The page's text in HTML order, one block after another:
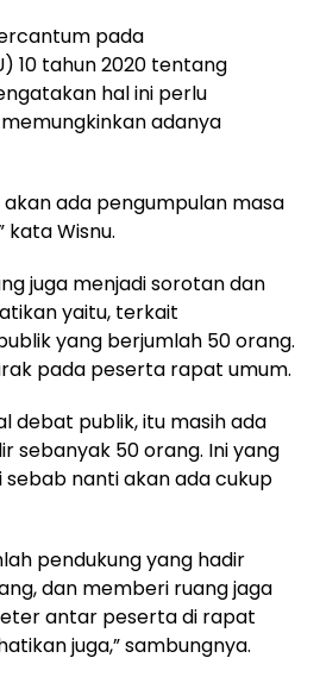
pada
10 tahun 2020 tentang
hal ini perlu
adanya
akan ada pengumpulan masa
Wisnu.
juga menjadi sorotan dan
yaitu, terkait
yang berjumlah 50 orang.
pada peserta rapat umum.
debat publik, itu masih ada
sebanyak 50 orang. Ini yang
nanti akan ada cukup
pendukung yang hadir
dan memberi ruang jaga
antar peserta di rapat
juga,” sambungnya.